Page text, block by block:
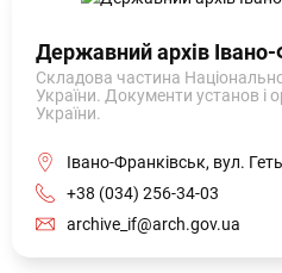
Державний архів Івано-
Складова частина
України. Документи установ і
України.
Івано-Франківськ, вул.
+38 (034) 256-34-03
archive_if@arch.gov.ua